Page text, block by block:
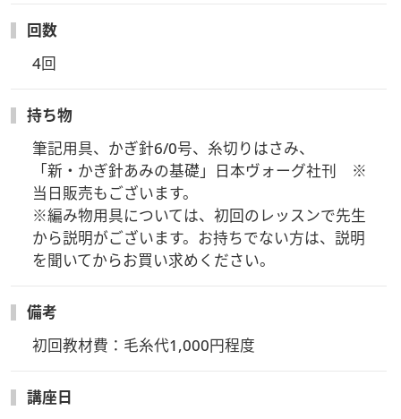
回数
4回
持ち物
筆記用具、かぎ針6/0号、糸切りはさみ、
「新・かぎ針あみの基礎」日本ヴォーグ社刊　※
当日販売もございます。
※編み物用具については、初回のレッスンで先生
から説明がございます。お持ちでない方は、説明
を聞いてからお買い求めください。
備考
初回教材費：毛糸代1,000円程度
講座日